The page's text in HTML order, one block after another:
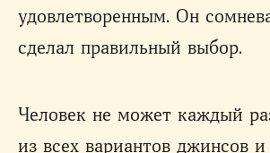
удовлетворенным. Он
сделал правильный выбор.
Человек не может каждый
из всех вариантов джинсов